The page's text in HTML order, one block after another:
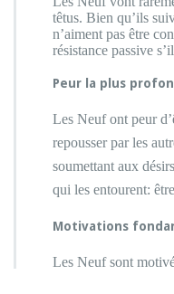
têtus. Bien qu’ils
n’aiment pas être
résistance passive
Peur la plus
Les Neuf ont peur
repousser par les
soumettant aux
qui les entourent:
Motivations
Les Neuf sont